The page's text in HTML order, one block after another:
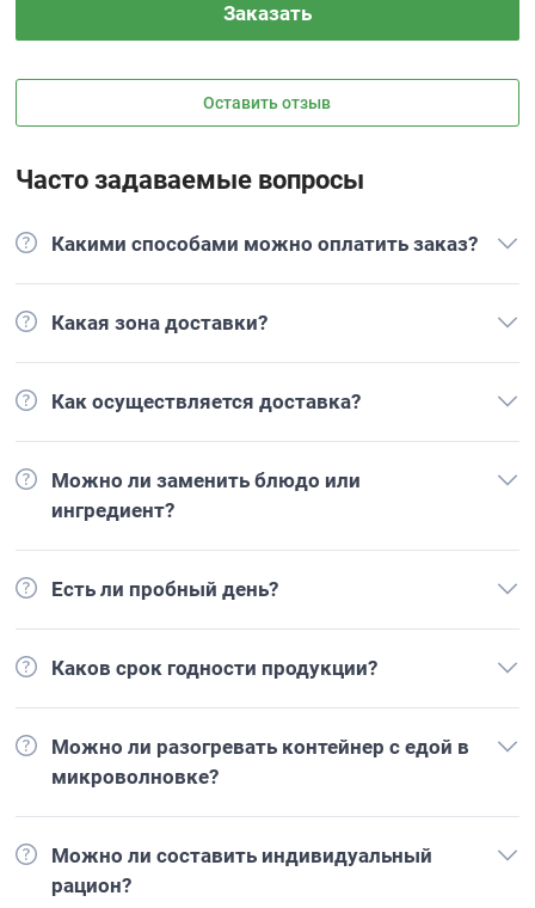
Заказать
Оставить отзыв
Часто задаваемые вопросы
Какими способами можно оплатить заказ?
Какая зона доставки?
Как осуществляется доставка?
Можно ли заменить блюдо или
ингредиент?
Есть ли пробный день?
Каков срок годности продукции?
Можно ли разогревать контейнер с едой в
микроволновке?
Можно ли составить индивидуальный
рацион?